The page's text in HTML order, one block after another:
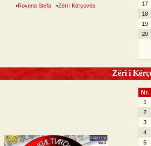
•Rovena Stefa •Zëri i Kërçovës
17
18
19
20
Zëri i
Nr.
1
2
3
4
5